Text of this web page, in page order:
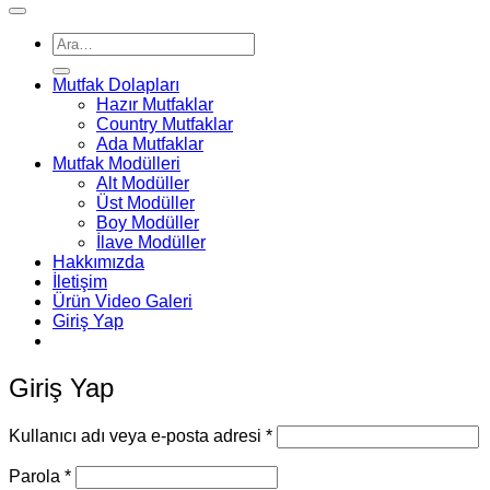
Ara:
Mutfak Dolapları
Hazır Mutfaklar
Country Mutfaklar
Ada Mutfaklar
Mutfak Modülleri
Alt Modüller
Üst Modüller
Boy Modüller
İlave Modüller
Hakkımızda
İletişim
Ürün Video Galeri
Giriş Yap
Giriş Yap
Kullanıcı adı veya e-posta adresi *Gerekli
Parola *Gerekli